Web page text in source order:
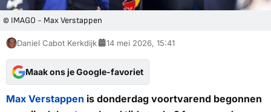
© IMAGO - Max Verstappen
Daniel Cabot Kerkdijk 14 mei 2026, 15:41
Maak ons je Google-favoriet
Max Verstappen is donderdag voortvarend begonnen